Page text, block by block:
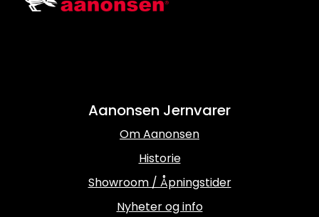
Aanonsen Jernvarer
Om Aanonsen
Historie
Showroom / Åpningstider
Nyheter og info